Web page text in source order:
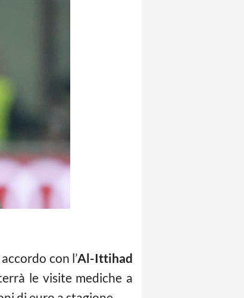
con l’Al-Ittihad
le visite mediche a